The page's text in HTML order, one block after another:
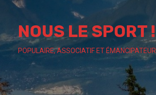
NOUS LE SPORT !
POPULAIRE, ASSOCIATIF ET ÉMANCIPATEUR